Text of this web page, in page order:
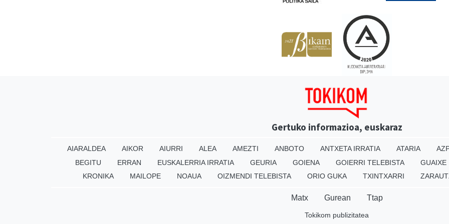
Gertuko informazioa, euskaraz
AIARALDEA AIKOR AIURRI ALEA AMEZTI ANBOTO ANTXETA IRRATIA ATARIA
BEGITU
ERRAN EUSKALERRIA IRRATIA GEURIA GOIENA GOIERRI TELEBISTA
GUAIXE
KRONIKA
MAILOPE NOAUA OIZMENDI TELEBISTA ORIO GUKA TXINTXARRI
Matx Gurean Ttap
Tokikom publizitatea